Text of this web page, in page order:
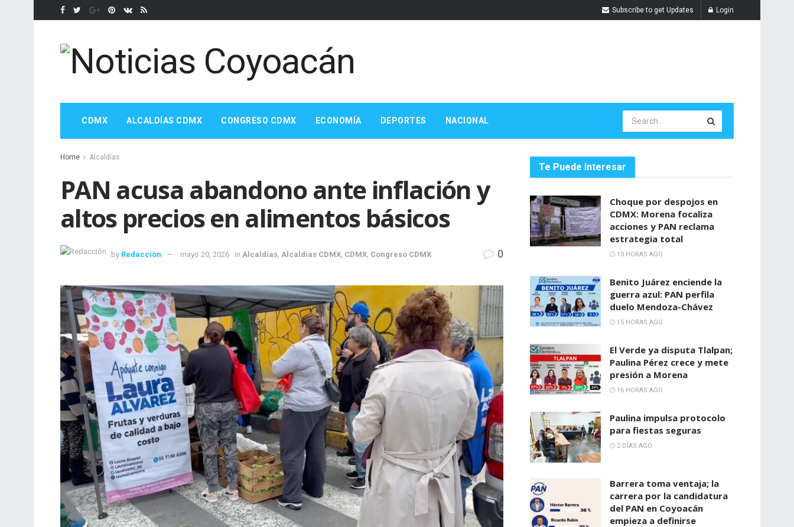
Subscribe to get Updates Login
CDMX ALCALDÍAS CDMX CONGRESO CDMX ECONOMÍA DEPORTES NACIONAL
Home Alcaldías
PAN acusa abandono ante inflación y
altos precios en alimentos básicos
by Redacción mayo 20, 2026 in Alcaldías Alcaldías CDMX CDMX Congreso CDMX 0
Te Puede Interesar
Choque por despojos en
CDMX: Morena focaliza
acciones y PAN reclama
estrategia total
10 HORAS AGO
Benito Juárez enciende la
guerra azul: PAN perfila
duelo Mendoza-Chávez
15 HORAS AGO
El Verde ya disputa Tlalpan;
Paulina Pérez crece y mete
presión a Morena
16 HORAS AGO
Paulina impulsa protocolo
para fiestas seguras
2 DÍAS AGO
Barrera toma ventaja; la
carrera por la candidatura
del PAN en Coyoacán
empieza a definirse